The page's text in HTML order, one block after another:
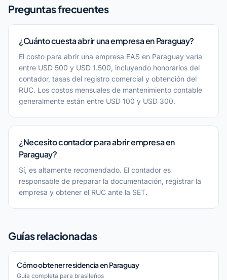
Preguntas frecuentes
¿Cuánto cuesta abrir una empresa en Paraguay?
El costo para abrir una empresa EAS en Paraguay varía
entre USD 500 y USD 1.500, incluyendo honorarios del
contador, tasas del registro comercial y obtención del
RUC. Los costos mensuales de mantenimiento contable
generalmente están entre USD 100 y USD 300.
¿Necesito contador para abrir empresa en
Paraguay?
Sí, es altamente recomendado. El contador es
responsable de preparar la documentación, registrar la
empresa y obtener el RUC ante la SET.
Guías relacionadas
Cómo obtener residencia en Paraguay
Guía completa para brasileños